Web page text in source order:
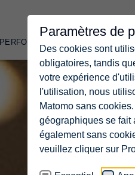
Paramètres de
Des cookies sont
obligatoires, tandis
votre expérience
l'utilisation, nous
Matomo sans
géographiques se fait
également sans
veuillez cliquer sur
PERFORMANCES